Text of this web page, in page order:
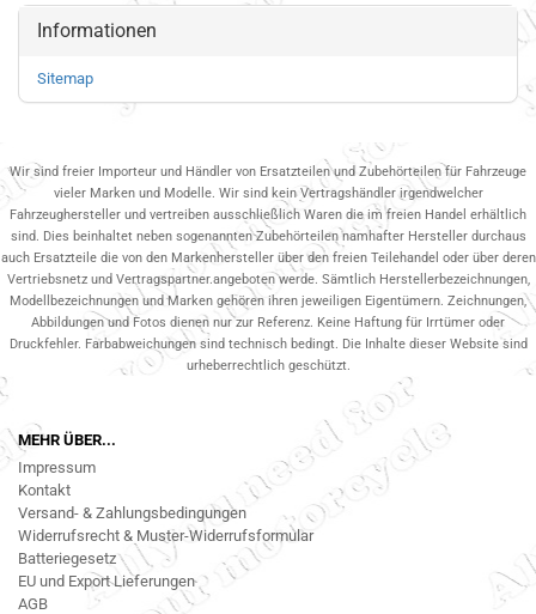
Informationen
Sitemap
Wir sind freier Importeur und Händler von Ersatzteilen und Zubehörteilen für Fahrzeuge
vieler Marken und Modelle. Wir sind kein Vertragshändler irgendwelcher
Fahrzeughersteller und vertreiben ausschließlich Waren die im freien Handel erhältlich
sind. Dies beinhaltet neben sogenannten Zubehörteilen namhafter Hersteller durchaus
auch Ersatzteile die von den Markenhersteller über den freien Teilehandel oder über deren
Vertriebsnetz und Vertragspartner.angeboten werde. Sämtlich Herstellerbezeichnungen,
Modellbezeichnungen und Marken gehören ihren jeweiligen Eigentümern. Zeichnungen,
Abbildungen und Fotos dienen nur zur Referenz. Keine Haftung für Irrtümer oder
Druckfehler. Farbabweichungen sind technisch bedingt. Die Inhalte dieser Website sind
urheberrechtlich geschützt.
MEHR ÜBER...
Impressum
Kontakt
Versand- & Zahlungsbedingungen
Widerrufsrecht & Muster-Widerrufsformular
Batteriegesetz
EU und Export Lieferungen
AGB